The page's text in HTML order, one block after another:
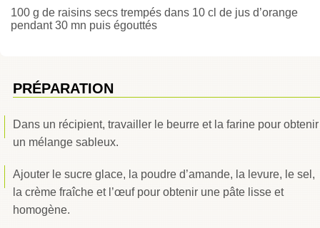
100 g de raisins secs trempés dans 10 cl de jus d’orange
pendant 30 mn puis égouttés
PRÉPARATION
Dans un récipient, travailler le beurre et la farine pour obtenir
un mélange sableux.
Ajouter le sucre glace, la poudre d’amande, la levure, le sel,
la crème fraîche et l’œuf pour obtenir une pâte lisse et
homogène.